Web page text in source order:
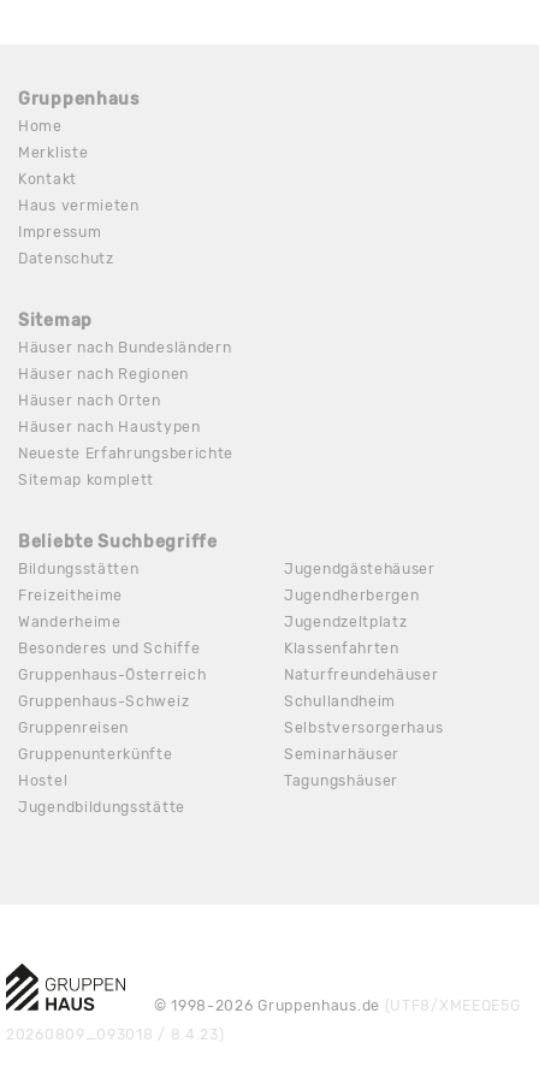
Gruppenhaus
Home
Merkliste
Kontakt
Haus vermieten
Impressum
Datenschutz
Sitemap
Häuser nach Bundesländern
Häuser nach Regionen
Häuser nach Orten
Häuser nach Haustypen
Neueste Erfahrungsberichte
Sitemap komplett
Beliebte Suchbegriffe
Bildungsstätten
Freizeitheime
Wanderheime
Besonderes und Schiffe
Gruppenhaus-Österreich
Gruppenhaus-Schweiz
Gruppenreisen
Gruppenunterkünfte
Hostel
Jugendbildungsstätte
Jugendgästehäuser
Jugendherbergen
Jugendzeltplatz
Klassenfahrten
Naturfreundehäuser
Schullandheim
Selbstversorgerhaus
Seminarhäuser
Tagungshäuser
© 1998-2026 Gruppenhaus.de (UTF8/XMEEQE5G
20260809_093018 / 8.4.23)